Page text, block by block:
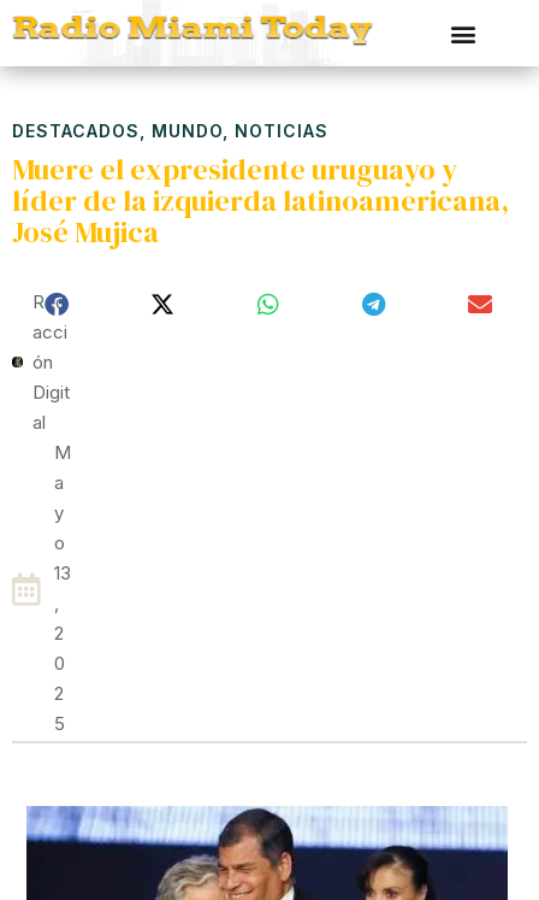
DESTACADOS MUNDO NOTICIAS
Muere el expresidente uruguayo y
líder de la izquierda latinoamericana,
José Mujica
Red
Acci
Ón
Digit
Al
M
A
Y
O
13
,
2
0
2
5